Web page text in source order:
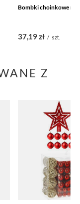
Bombki choinkowe na
37,19 zł / szt.
Z